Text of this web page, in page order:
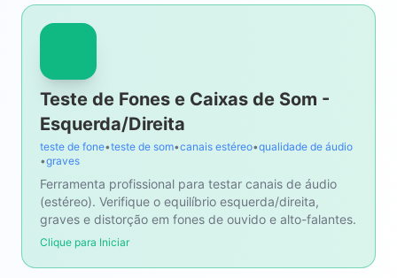
Teste de Fones e Caixas de Som -
Esquerda/Direita
teste de fone•teste de som•canais estéreo•qualidade de áudio
•graves
Ferramenta profissional para testar canais de áudio
(estéreo). Verifique o equilíbrio esquerda/direita,
graves e distorção em fones de ouvido e alto-falantes.
Clique para Iniciar